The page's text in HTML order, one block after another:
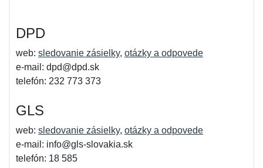
DPD
web: sledovanie zásielky, otázky a odpovede
e-mail: dpd@dpd.sk
telefón: 232 773 373
GLS
web: sledovanie zásielky, otázky a odpovede
e-mail: info@gls-slovakia.sk
telefón: 18 585